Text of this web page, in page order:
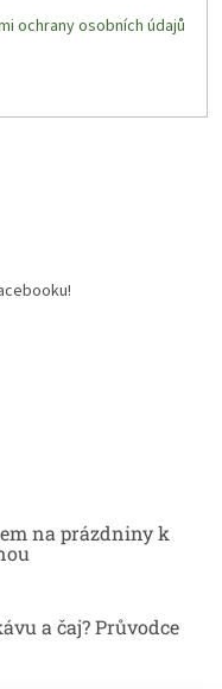
ochrany osobních údajů
na prázdniny k
a čaj? Průvodce